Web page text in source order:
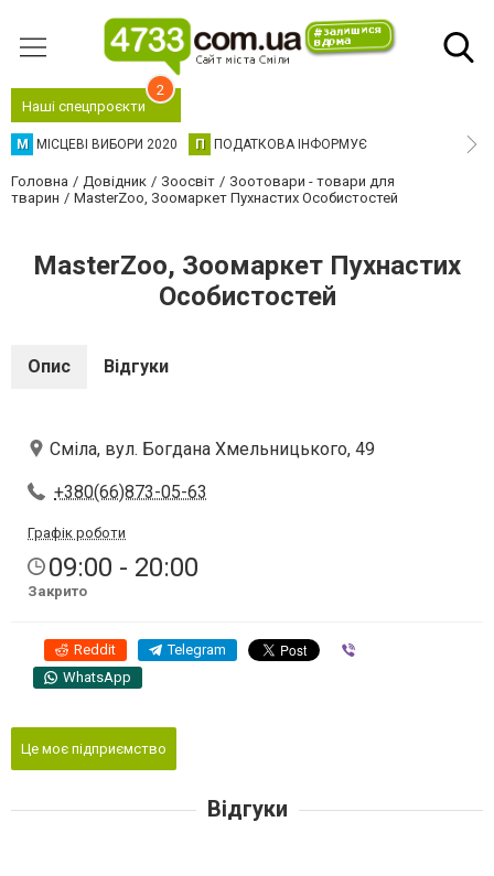
Наші спецпроєкти
2
М МІСЦЕВІ ВИБОРИ 2020 П ПОДАТКОВА ІНФОРМУЄ
Головна Довідник Зоосвіт
Зоотовари - товари для
тварин
MasterZoo, Зоомаркет Пухнастих Особистостей
MasterZoo, Зоомаркет Пухнастих
Особистостей
Опис Відгуки
Сміла, вул. Богдана Хмельницького, 49
+380(66)873-05-63
Графік роботи
09:00 - 20:00
Закрито
Reddit Telegram
WhatsApp
Це моє підприємство
Відгуки